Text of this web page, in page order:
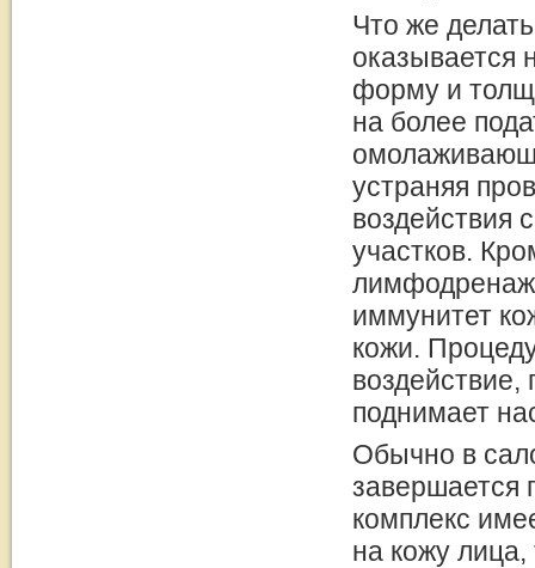
Что же
оказывается
форму и
на более
устраняя
воздействия
участков.
иммунитет
кожи.
воздействие,
поднимает
Обычно в
завершается
комплекс
на кожу лица,